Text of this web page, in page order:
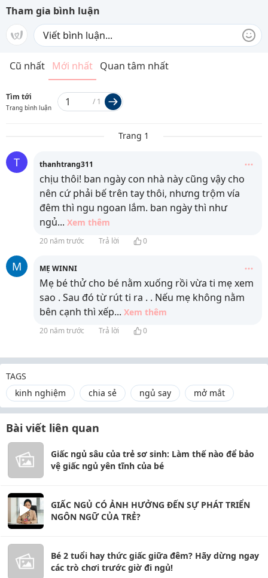
Tham gia bình luận
Cũ nhất Mới nhất Quan tâm nhất
Tìm tới
Trang bình luận
/ 1
Trang 1
T thanhtrang311
chịu thôi! ban ngày con nhà này cũng vậy cho
nên cứ phải bế trên tay thôi, nhưng trộm vía
đêm thì ngu ngoan lắm. ban ngày thì như
ngủ... Xem thêm
20 năm trước Trả lời 0
M MẸ WINNI
Mẹ bé thử cho bé nằm xuống rồi vừa ti mẹ xem
sao . Sau đó từ rút ti ra . . Nếu mẹ không nằm
bên cạnh thì xếp... Xem thêm
20 năm trước Trả lời 0
TAGS
kinh nghiệm
chia sẻ ngủ say mở mắt
Bài viết liên quan
Giấc ngủ sâu của trẻ sơ sinh: Làm thế nào để bảo
vệ giấc ngủ yên tĩnh của bé
GIẤC NGỦ CÓ ẢNH HƯỞNG ĐẾN SỰ PHÁT TRIỂN
NGÔN NGỮ CỦA TRẺ?
Bé 2 tuổi hay thức giấc giữa đêm? Hãy dừng ngay
các trò chơi trước giờ đi ngủ!